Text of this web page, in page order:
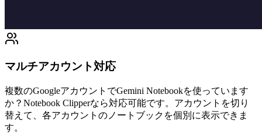
マルチアカウント対応
複数のGoogleアカウントでGemini Notebookを使っています
か？Notebook Clipperなら対応可能です。アカウントを切り
替えて、各アカウントのノートブックを個別に表示できま
す。